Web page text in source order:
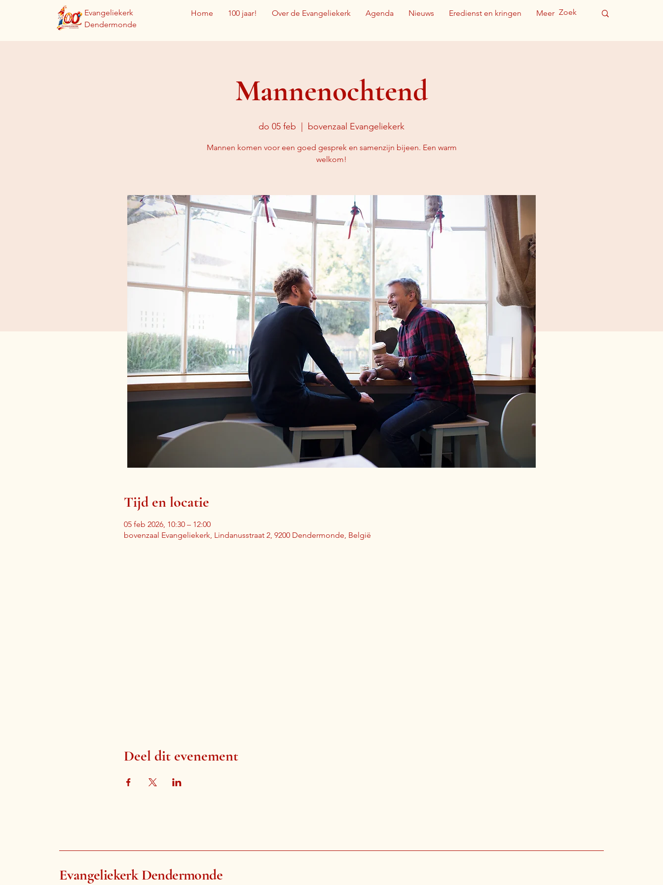
Evangeliekerk
Dendermonde
Home 100 jaar! Over de Evangeliekerk Agenda Nieuws Eredienst en kringen Meer
Mannenochtend
do 05 feb bovenzaal Evangeliekerk
Mannen komen voor een goed gesprek en samenzijn bijeen. Een warm
welkom!
Tijd en locatie
05 feb 2026, 10:30 – 12:00
bovenzaal Evangeliekerk, Lindanusstraat 2, 9200 Dendermonde, België
Deel dit evenement
Evangeliekerk Dendermonde